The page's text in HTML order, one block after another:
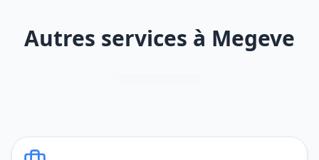
Autres services à Megeve